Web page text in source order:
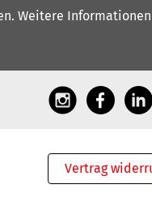
Weitere Informationen
Vertrag